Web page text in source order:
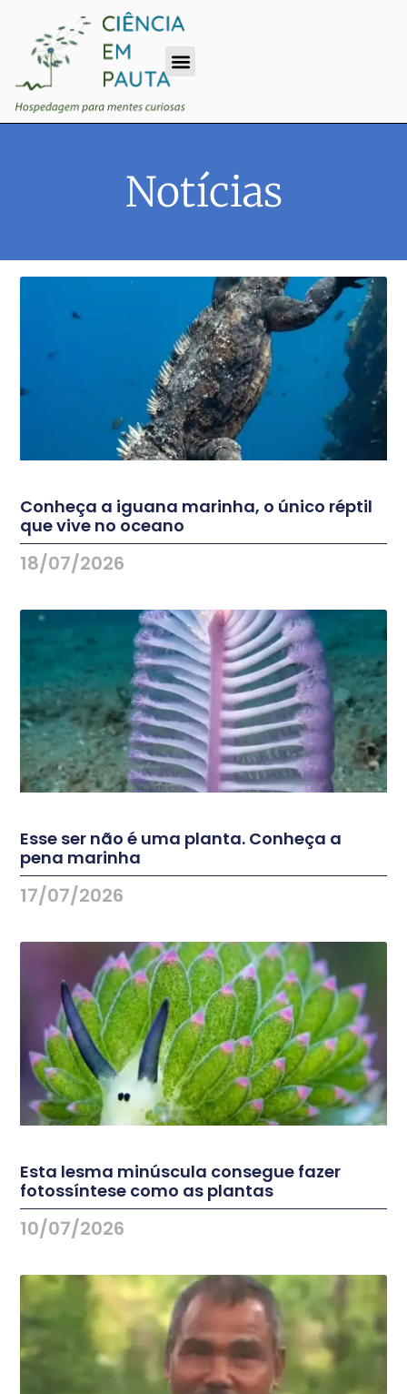
Notícias
Conheça a iguana marinha, o único réptil
que vive no oceano
18/07/2026
Esse ser não é uma planta. Conheça a
pena marinha
17/07/2026
Esta lesma minúscula consegue fazer
fotossíntese como as plantas
10/07/2026